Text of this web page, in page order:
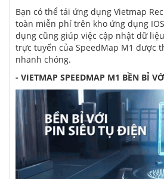
Bạn có thể tải ứng dụng Vietmap
toàn miễn phí trên kho ứng dụng
dụng cũng giúp việc cập nhật dữ
trực tuyến của SpeedMap M1 được
nhanh chóng.
- VIETMAP SPEEDMAP M1 BỀN BỈ